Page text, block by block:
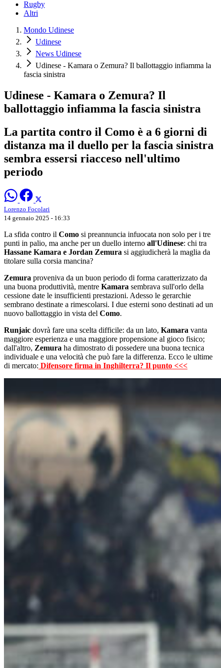
Rugby
Altri
Mondo Udinese
Udinese
News Udinese
Udinese - Kamara o Zemura? Il ballottaggio infiamma la
fascia sinistra
Udinese - Kamara o Zemura? Il
ballottaggio infiamma la fascia sinistra
La partita contro il Como è a 6 giorni di
distanza ma il duello per la fascia sinistra
sembra essersi riacceso nell'ultimo
periodo
Lorenzo Focolari
14 gennaio 2025 - 16:33
La sfida contro il Como si preannuncia infuocata non solo per i tre
punti in palio, ma anche per un duello interno all'Udinese: chi tra
Hassane Kamara e Jordan Zemura si aggiudicherà la maglia da
titolare sulla corsia mancina?
Zemura proveniva da un buon periodo di forma caratterizzato da
una buona produttività, mentre Kamara sembrava sull'orlo della
cessione date le insufficienti prestazioni. Adesso le gerarchie
sembrano destinate a rimescolarsi. I due esterni sono destinati ad un
nuovo ballottaggio in vista del Como.
Runjaic dovrà fare una scelta difficile: da un lato, Kamara vanta
maggiore esperienza e una maggiore propensione al gioco fisico;
dall'altro, Zemura ha dimostrato di possedere una buona tecnica
individuale e una velocità che può fare la differenza. Ecco le ultime
di mercato: Difensore firma in Inghilterra? Il punto <<<